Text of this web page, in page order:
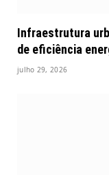
Infraestrutura
de eficiência
julho 29, 2026